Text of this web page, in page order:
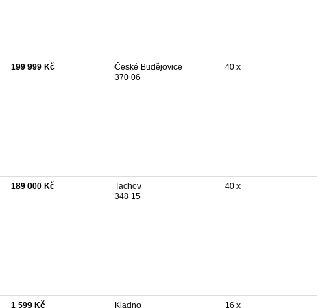
199 999 Kč
České Budějovice
370 06
40 x
189 000 Kč
Tachov
348 15
40 x
1 599 Kč
Kladno
16 x